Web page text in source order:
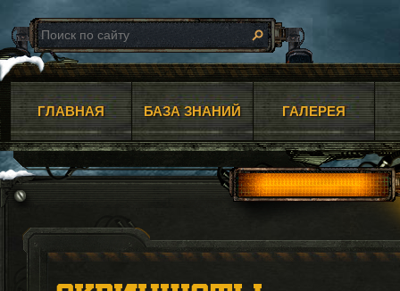
ГЛАВНАЯ БАЗА ЗНАНИЙ ГАЛЕРЕЯ